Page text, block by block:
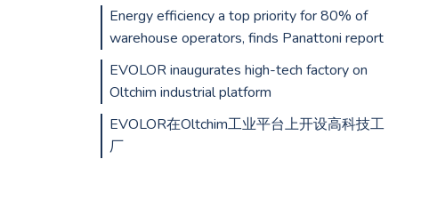
Energy efficiency a top priority for 80% of
warehouse operators, finds Panattoni report
EVOLOR inaugurates high-tech factory on
Oltchim industrial platform
EVOLOR在Oltchim工业平台上开设高科技工
厂